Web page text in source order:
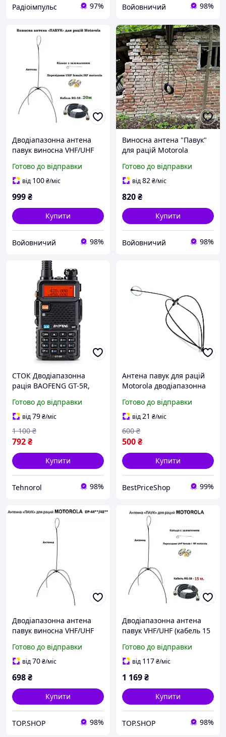
Радіоімпульс 97% Войовничий 98%
Дводіапазонна антена
павук виносна VHF/UHF
портативних
радіостанцій рацій
Готово до відправки
від 100₴/міс
999₴
Купити
Войовничий 98%
Виносна антена "Павук"
для рацій Motorola
UHF Для радіостанцій
Моторола 5 м
Готово до відправки
від82₴/міс
820₴
Купити
Войовничий 98%
СТОК Дводіапазонна
рація BAOFENG GT-5R,
UHF/VHF для дорослих, з
чистим заглушенням
побічних випромінювань
Готово до відправки
від79₴/міс
792₴
1 100 ₴
Купити
Tehnorol 98%
Антена павук для рацій
Motorola дводіапазонна
Готово до відправки
від21 ₴/міс
500₴
600 ₴
Купити
BestPriceShop 99%
Дводіапазонна антена
павук виносна VHF/UHF
радіостанцій Motorola DP
Готово до відправки
від70₴/міс
698₴
Купити
TOP.SHOP 98%
Дводіапазонна антена
павук VHF/UHF (кабель 15
портативних
радіостанцій Motorola DP
Готово до відправки
від 117₴/міс
1 169₴
Купити
TOP.SHOP 98%